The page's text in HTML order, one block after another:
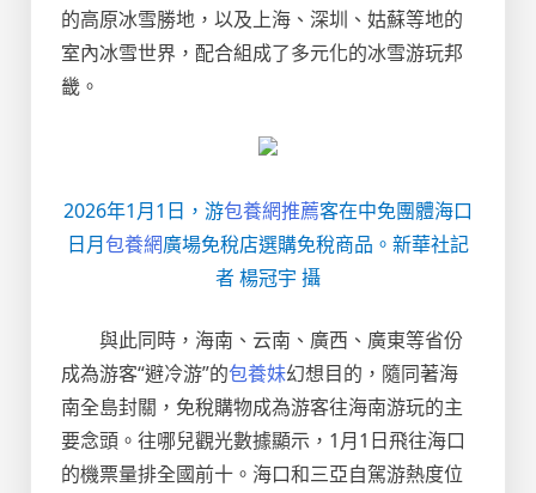
的高原冰雪勝地，以及上海、深圳、姑蘇等地的
室內冰雪世界，配合組成了多元化的冰雪游玩邦
畿。
2026年1月1日，游包養網推薦客在中免團體海口
日月包養網廣場免稅店選購免稅商品。新華社記
者 楊冠宇 攝
與此同時，海南、云南、廣西、廣東等省份
成為游客“避冷游”的包養妹幻想目的，隨同著海
南全島封關，免稅購物成為游客往海南游玩的主
要念頭。往哪兒觀光數據顯示，1月1日飛往海口
的機票量排全國前十。海口和三亞自駕游熱度位